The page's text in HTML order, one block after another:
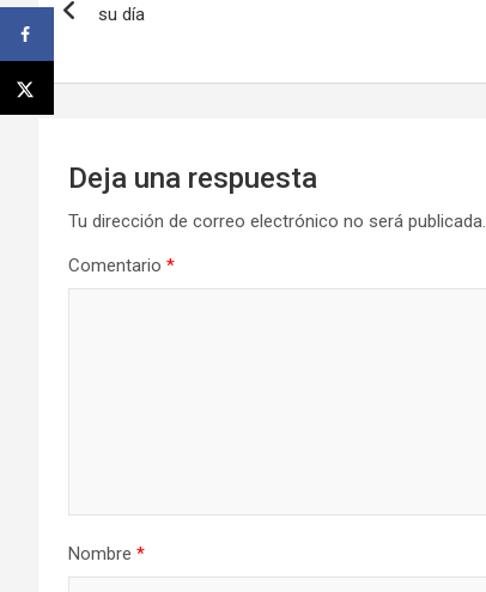
de
entradas
su día
Deja una respuesta
Tu dirección de correo electrónico no será publicada.
Comentario *
Nombre *